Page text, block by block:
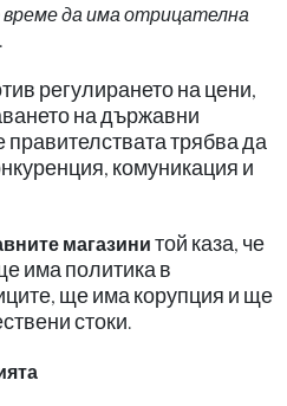
да има отрицателна
регулирането на цени,
на държавни
трябва да
комуникация и
магазини той каза, че
има политика в
ще има корупция и ще
стоки.